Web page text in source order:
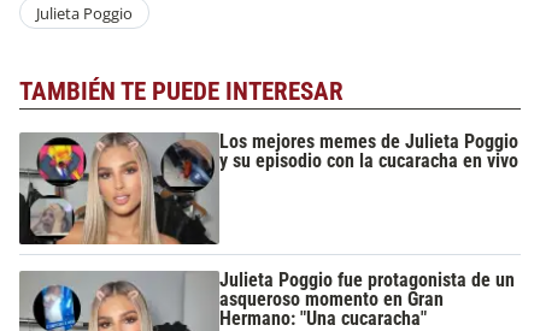
Julieta Poggio
TAMBIÉN TE PUEDE INTERESAR
Los mejores memes de Julieta Poggio
y su episodio con la cucaracha en vivo
Julieta Poggio fue protagonista de un
asqueroso momento en Gran
Hermano: "Una cucaracha"